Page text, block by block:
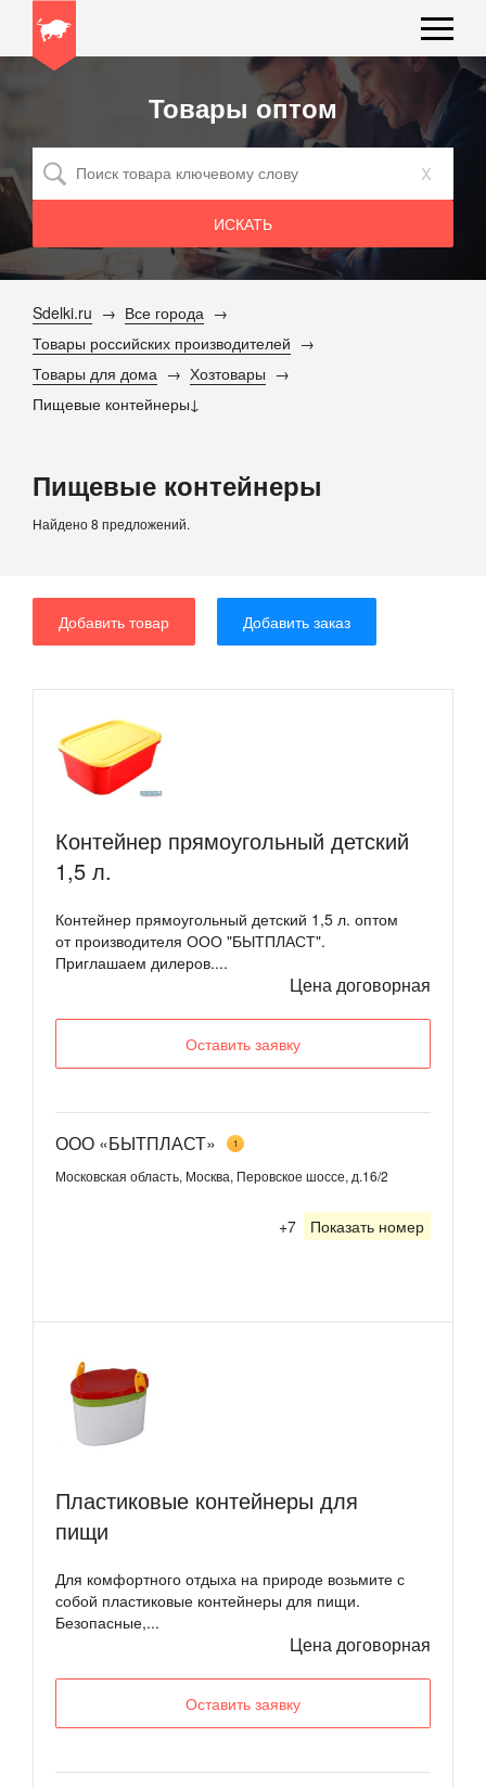
Товары оптом
x
Sdelki.ru
Все города
Товары российских производителей
Товары для дома
Хозтовары
Пищевые контейнеры
Пищевые контейнеры
Найдено 8 предложений.
Добавить товар Добавить заказ
Контейнер прямоугольный детский
1,5 л.
Контейнер прямоугольный детский 1,5 л. оптом
от производителя ООО "БЫТПЛАСТ".
Приглашаем дилеров....
Цена договорная
Оставить заявку
ООО «БЫТПЛАСТ» 1
Московская область, Москва, Перовское шоссе, д.16/2
+7 Показать номер
Пластиковые контейнеры для
пищи
Для комфортного отдыха на природе возьмите с
собой пластиковые контейнеры для пищи.
Безопасные,...
Цена договорная
Оставить заявку